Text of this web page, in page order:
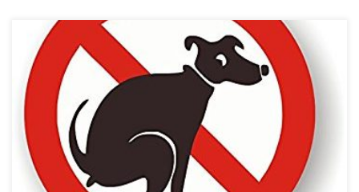
Cher père Noël , Je suis très contente de vous écrire, mon petit Papa
Noël, , car si les fêtes n’arrivaient pas, je pense que je ne survivrai pas
au nouvel an… Pour mon anniversaire, j’ai commandé un chien. Ça a
été très difficile, car mes parents trouvaient ça trop compliqué, une
grande responsabilité, et nous n’aurions pas le temps de nous en
occuper, et patati, et patata… Bref, une grosse galère, mais je leur ai
fait ma tête de […]